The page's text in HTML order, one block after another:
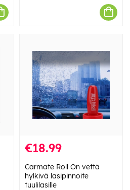
€18.99
Carmate Roll On vettä
hylkivä lasipinnoite
tuulilasille